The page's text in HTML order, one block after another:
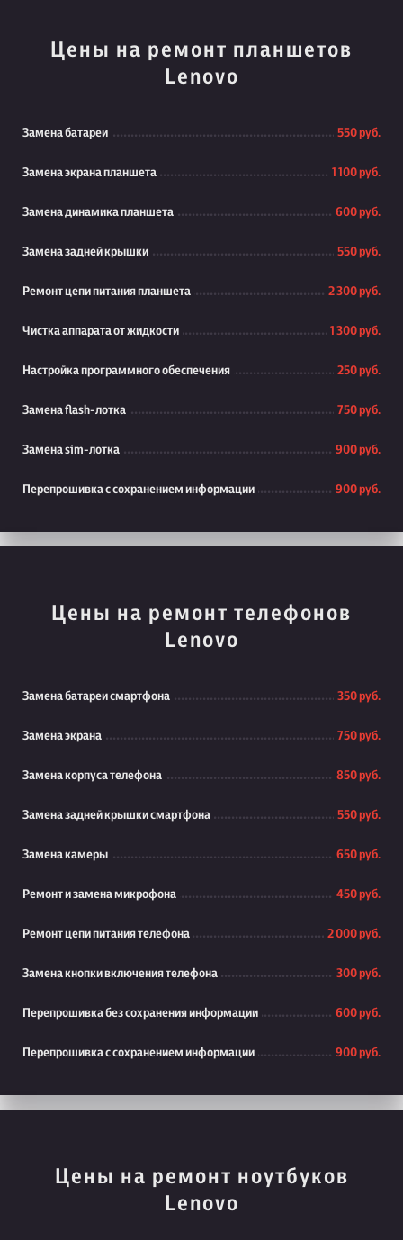
Цены на ремонт планшетов
Lenovo
Замена батареи 550 руб.
Замена экрана планшета 1 100 руб.
Замена динамика планшета 600 руб.
Замена задней крышки 550 руб.
Ремонт цепи питания планшета 2 300 руб.
Чистка аппарата от жидкости 1 300 руб.
Настройка программного обеспечения 250 руб.
Замена flash-лотка 750 руб.
Замена sim-лотка 900 руб.
Перепрошивка с сохранением информации 900 руб.
Цены на ремонт телефонов
Lenovo
Замена батареи смартфона 350 руб.
Замена экрана 750 руб.
Замена корпуса телефона 850 руб.
Замена задней крышки смартфона 550 руб.
Замена камеры 650 руб.
Ремонт и замена микрофона 450 руб.
Ремонт цепи питания телефона 2 000 руб.
Замена кнопки включения телефона 300 руб.
Перепрошивка без сохранения информации 600 руб.
Перепрошивка с сохранением информации 900 руб.
Цены на ремонт ноутбуков
Lenovo